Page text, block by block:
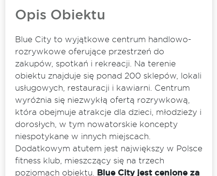
Opis Obiektu
Blue City to wyjątkowe centrum handlowo-
rozrywkowe oferujące przestrzeń do
zakupów, spotkań i rekreacji. Na terenie
obiektu znajduje się ponad 200 sklepów, lokali
usługowych, restauracji i kawiarni. Centrum
wyróżnia się niezwykłą ofertą rozrywkową,
która obejmuje atrakcje dla dzieci, młodzieży i
dorosłych, w tym nowatorskie koncepty
niespotykane w innych miejscach.
Dodatkowym atutem jest największy w Polsce
fitness klub, mieszczący się na trzech
poziomach obiektu. Blue City jest cenione za